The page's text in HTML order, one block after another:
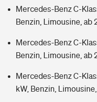
Mercedes-Benz C-
Benzin, Limousine, ab
Mercedes-Benz C-
Benzin, Limousine, ab
Mercedes-Benz C-
kW, Benzin,